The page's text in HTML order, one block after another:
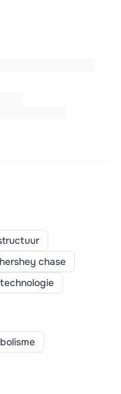
hershey chase